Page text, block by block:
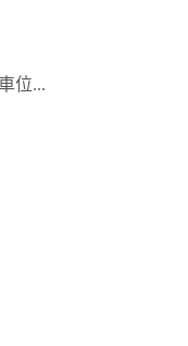
位...